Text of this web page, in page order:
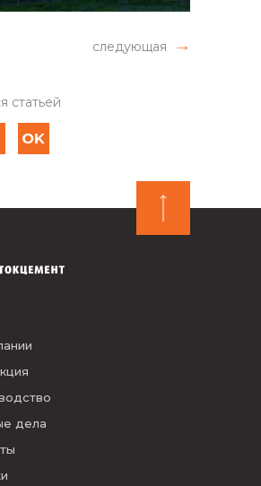
следующая
статьей
дела